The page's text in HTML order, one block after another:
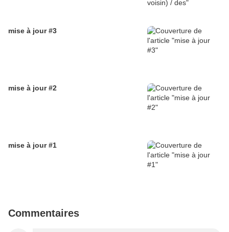
mise à jour #3
mise à jour #2
mise à jour #1
Commentaires